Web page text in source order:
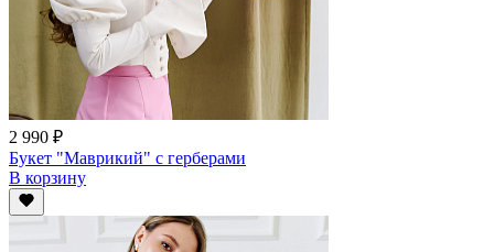
2 990 ₽
Букет "Маврикий" с герберами
В корзину